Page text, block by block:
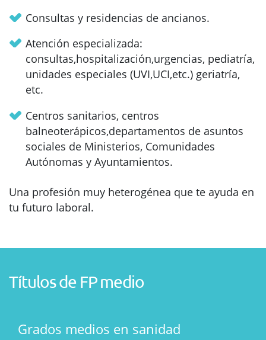
Consultas y residencias de ancianos.
Atención especializada:
consultas,hospitalización,urgencias, pediatría,
unidades especiales (UVI,UCI,etc.) geriatría,
etc.
Centros sanitarios, centros
balneoterápicos,departamentos de asuntos
sociales de Ministerios, Comunidades
Autónomas y Ayuntamientos.
Una profesión muy heterogénea que te ayuda en
tu futuro laboral.
Títulos de FP medio
Grados medios en sanidad